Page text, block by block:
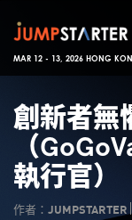
MAR 12 - 13, 2026 HONG
創新者
（
執行官）
作者：JUMPSTARTER